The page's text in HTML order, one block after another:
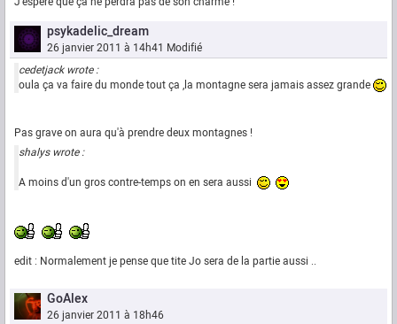
psykadelic_dream
26 janvier 2011 à 14h41 Modifié
cedetjack wrote :
oula ça va faire du monde tout ça ,la montagne sera jamais assez grande
Pas grave on aura qu'à prendre deux montagnes !
shalys wrote :
A moins d'un gros contre-temps on en sera aussi
edit : Normalement je pense que tite Jo sera de la partie aussi ..
GoAlex
26 janvier 2011 à 18h46